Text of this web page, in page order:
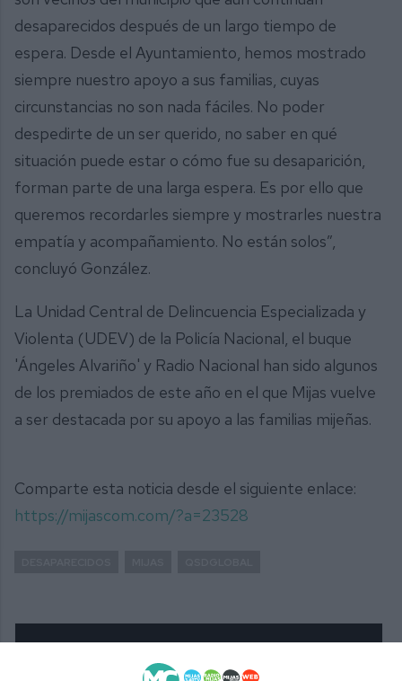
desaparecidos después de un largo tiempo de
espera. Desde el Ayuntamiento, hemos mostrado
siempre nuestro apoyo a sus familias, cuyas
circunstancias no son nada fáciles. No poder
despedirte de un ser querido, no saber en qué
situación puede estar o cómo fue su desaparición,
forman parte de una larga espera. Es por ello que
queremos recordarles siempre y mostrarles nuestra
empatía y acompañamiento. No están solos”,
concluyó González.
La Unidad Central de Delincuencia Especializada y
Violenta (UDEV) de la Policía Nacional, el buque
'Ángeles Alvariño' y Radio Nacional han sido algunos
de los premiados de este año en el que Mijas vuelve
a ser destacada por su apoyo a las familias mijeñas.
Comparte esta noticia desde el siguiente enlace:
https://mijascom.com/?a=23528